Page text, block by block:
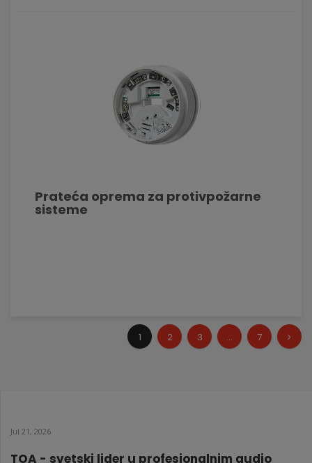
Prateća oprema za protivpožarne
sisteme
1 2 3 ... 7
Jul 21, 2026
TOA - svetski lider u profesionalnim audio